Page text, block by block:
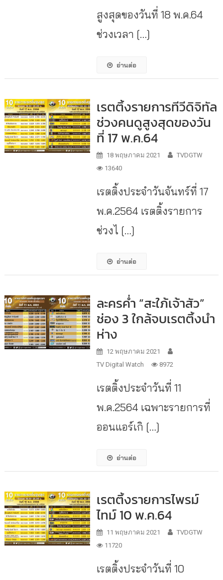
สูงสุดของวันที่ 18 พ.ค.64
ช่วงเวลา […]
อ่านต่อ
เรตติ้งรายการทีวีดิจิทัล
ช่วงคนดูสูงสุดของวัน
ที่ 17 พ.ค.64
18 พฤษภาคม 2021
TVDGTW
13640
เรตติ้งประจำวันจันทร์ที่ 17
พ.ค.2564 เรตติ้งรายการ
ช่วงไ […]
อ่านต่อ
ละครค่ำ “สะใภ้เจ้าสัว”
ช่อง 3 ใกล้จบเรตติ้งนำ
ห่าง
12 พฤษภาคม 2021
TV Digital Watch
8972
เรตติ้งประจำวันที่ 11
พ.ค.2564 เฉพาะรายการที่
ออนแอร์เกิ […]
อ่านต่อ
เรตติ้งรายการไพรม์
ไทม์ 10 พ.ค.64
11 พฤษภาคม 2021
TVDGTW
11720
เรตติ้งประจำวันที่ 10